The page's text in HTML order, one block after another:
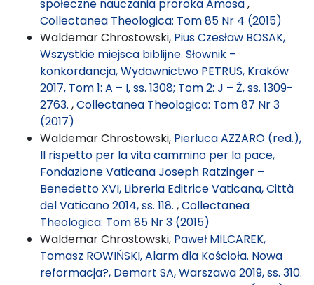
społeczne nauczania proroka Amosa,
Collectanea Theologica: Tom 85 Nr 4 (2015)
Waldemar Chrostowski, Pius Czesław BOSAK,
Wszystkie miejsca biblijne. Słownik –
konkordancja, Wydawnictwo PETRUS, Kraków
2017, Tom 1: A – I, ss. 1308; Tom 2: J – Ż, ss. 1309-
2763. ,Collectanea Theologica: Tom 87 Nr 3
(2017)
Waldemar Chrostowski, Pierluca AZZARO (red.),
Il rispetto per la vita cammino per la pace,
Fondazione Vaticana Joseph Ratzinger –
Benedetto XVI, Libreria Editrice Vaticana, Città
del Vaticano 2014, ss. 118. ,Collectanea
Theologica: Tom 85 Nr 3 (2015)
Waldemar Chrostowski, Paweł MILCAREK,
Tomasz ROWIŃSKI, Alarm dla Kościoła. Nowa
reformacja?, Demart SA, Warszawa 2019, ss. 310.